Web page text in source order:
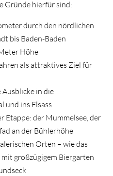
Gründe hierfür sind:
durch den nördlichen
bis Baden-Baden
Höhe
als attraktives Ziel für
Ausblicke in die
und ins Elsass
Etappe: der Mummelsee, der
an der Bühlerhöhe
Orten – wie das
mit großzügigem Biergarten